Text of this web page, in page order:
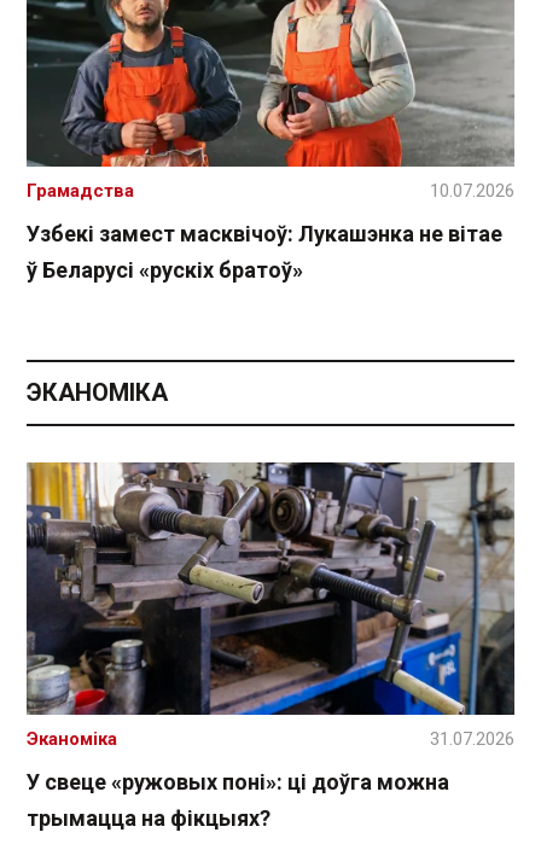
Узбекі замест масквічоў: Лукашэнка не вітае
ў Беларусі «рускіх братоў»
Грамадства 10.07.2026
ЭКАНОМІКА
У свеце «ружовых поні»: ці доўга можна
трымацца на фікцыях?
Эканоміка 31.07.2026